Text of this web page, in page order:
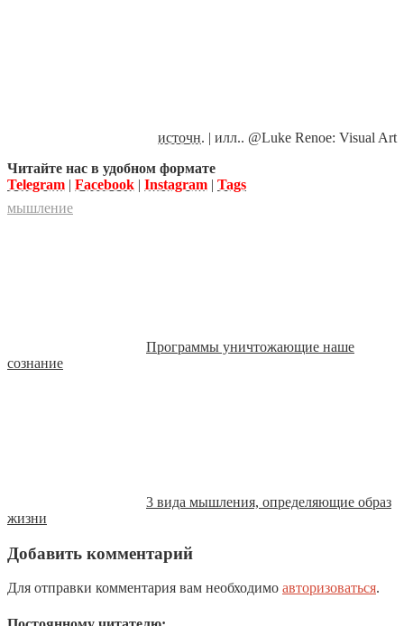
источн. | илл.. @Luke Renoe: Visual Art
Читайте нас в удобном формате
Telegram | Facebook | Instagram | Tags
мышление
Программы уничтожающие наше
сознание
3 вида мышления, определяющие образ
жизни
Добавить комментарий
Для отправки комментария вам необходимо авторизоваться.